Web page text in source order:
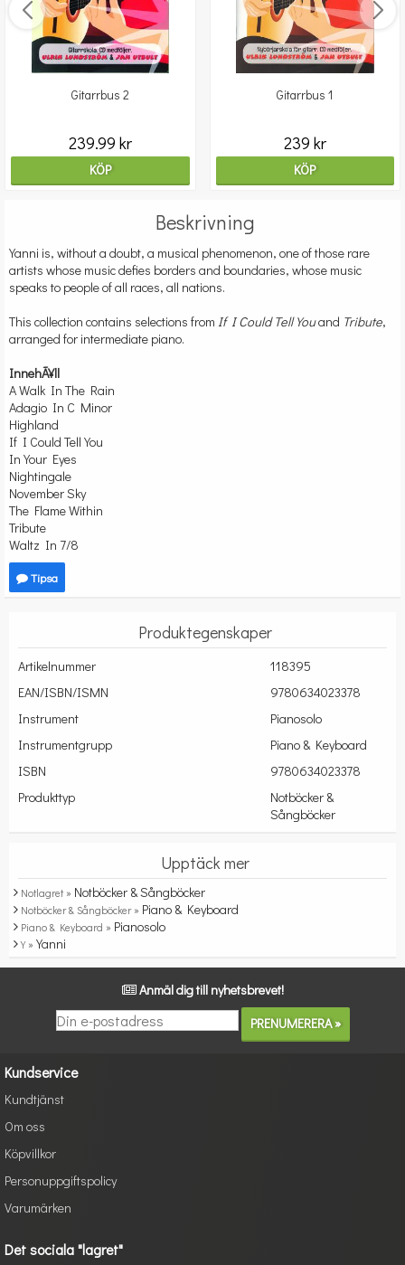
Gitarrbus 2
239.99 kr
KÖP
Gitarrbus 1
239 kr
KÖP
Beskrivning
Yanni is, without a doubt, a musical phenomenon, one of those rare
artists whose music defies borders and boundaries, whose music
speaks to people of all races, all nations.
This collection contains selections from If I Could Tell Youand Tribute,
arranged for intermediate piano.
InnehÃ¥ll
A Walk In The Rain
Adagio In C Minor
Highland
If I Could Tell You
In Your Eyes
Nightingale
November Sky
The Flame Within
Tribute
Waltz In 7/8
Tipsa
Produktegenskaper
Artikelnummer
118395
EAN/ISBN/ISMN
9780634023378
Instrument
Pianosolo
Instrumentgrupp
Piano & Keyboard
ISBN
9780634023378
Produkttyp
Notböcker &
Sångböcker
Upptäck mer
Notlagret » Notböcker & Sångböcker
Notböcker & Sångböcker » Piano & Keyboard
Piano & Keyboard » Pianosolo
Y » Yanni
Anmäl dig till nyhetsbrevet!
Kundservice
Kundtjänst
Om oss
Köpvillkor
Personuppgiftspolicy
Varumärken
Det sociala "lagret"